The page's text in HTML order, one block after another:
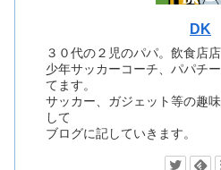
DK
３０代の２児のパパ。飲食店
少年サッカーコーチ、パパチ
てます。
サッカー、ガジェット等の趣
して
ブログに記していきます。